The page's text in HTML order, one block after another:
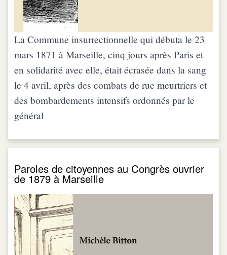
La Commune insurrectionnelle qui débuta le 23
mars 1871 à Marseille, cinq jours après Paris et
en solidarité avec elle, était écrasée dans la sang
le 4 avril, après des combats de rue meurtriers et
des bombardements intensifs ordonnés par le
général
Paroles de citoyennes au Congrès ouvrier
de 1879 à Marseille